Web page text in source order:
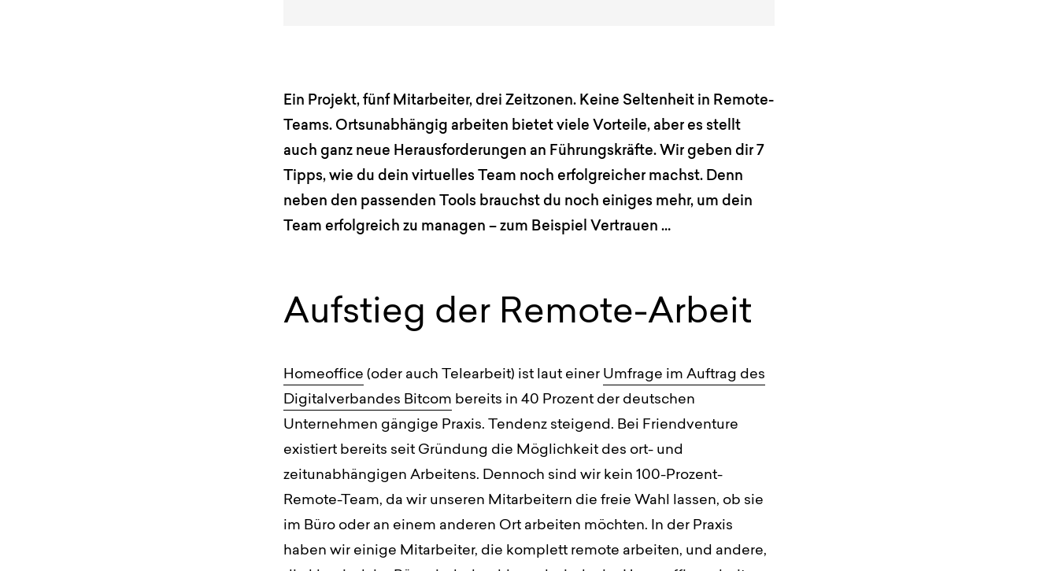
Ein Projekt, fünf Mitarbeiter, drei Zeitzonen. Keine Seltenheit in Remote-
Teams. Ortsunabhängig arbeiten bietet viele Vorteile, aber es stellt
auch ganz neue Herausforderungen an Führungskräfte. Wir geben dir 7
Tipps, wie du dein virtuelles Team noch erfolgreicher machst. Denn
neben den passenden Tools brauchst du noch einiges mehr, um dein
Team erfolgreich zu managen – zum Beispiel Vertrauen …
Aufstieg der Remote-Arbeit
Homeoffice (oder auch Telearbeit) ist laut einer Umfrage im Auftrag des
Digitalverbandes Bitcom bereits in 40 Prozent der deutschen
Unternehmen gängige Praxis. Tendenz steigend. Bei Friendventure
existiert bereits seit Gründung die Möglichkeit des ort- und
zeitunabhängigen Arbeitens. Dennoch sind wir kein 100-Prozent-
Remote-Team, da wir unseren Mitarbeitern die freie Wahl lassen, ob sie
im Büro oder an einem anderen Ort arbeiten möchten. In der Praxis
haben wir einige Mitarbeiter, die komplett remote arbeiten, und andere,